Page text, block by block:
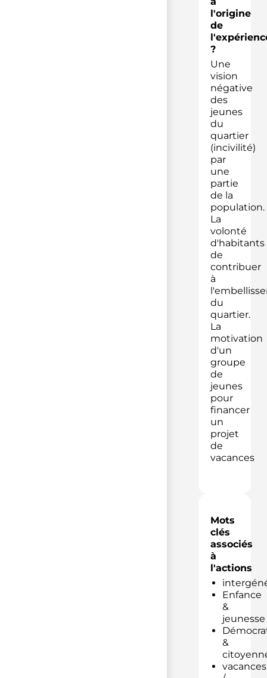
l'origine
de
?
Une
vision
négative
des
jeunes
du
quartier
(incivilité)
par
une
partie
de la
population.
La
volonté
d'habitants
de
contribuer
à
du
quartier.
La
motivation
d'un
groupe
de
jeunes
pour
financer
un
projet
de
vacances
Mots
clés
associés
à
l'actions
Enfance
&
jeunesse
&
vacances